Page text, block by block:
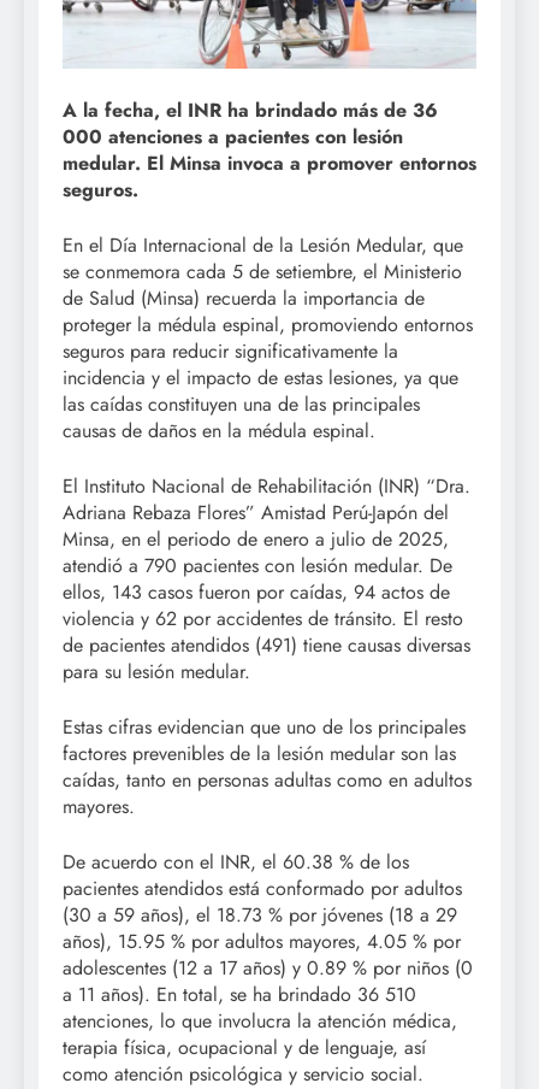
A la fecha, el INR ha brindado más de 36
000 atenciones a pacientes con lesión
medular. El Minsa invoca a promover entornos
seguros.
En el Día Internacional de la Lesión Medular, que
se conmemora cada 5 de setiembre, el Ministerio
de Salud (Minsa) recuerda la importancia de
proteger la médula espinal, promoviendo entornos
seguros para reducir significativamente la
incidencia y el impacto de estas lesiones, ya que
las caídas constituyen una de las principales
causas de daños en la médula espinal.
El Instituto Nacional de Rehabilitación (INR) “Dra.
Adriana Rebaza Flores” Amistad Perú-Japón del
Minsa, en el periodo de enero a julio de 2025,
atendió a 790 pacientes con lesión medular. De
ellos, 143 casos fueron por caídas, 94 actos de
violencia y 62 por accidentes de tránsito. El resto
de pacientes atendidos (491) tiene causas diversas
para su lesión medular.
Estas cifras evidencian que uno de los principales
factores prevenibles de la lesión medular son las
caídas, tanto en personas adultas como en adultos
mayores.
De acuerdo con el INR, el 60.38 % de los
pacientes atendidos está conformado por adultos
(30 a 59 años), el 18.73 % por jóvenes (18 a 29
años), 15.95 % por adultos mayores, 4.05 % por
adolescentes (12 a 17 años) y 0.89 % por niños (0
a 11 años). En total, se ha brindado 36 510
atenciones, lo que involucra la atención médica,
terapia física, ocupacional y de lenguaje, así
como atención psicológica y servicio social.